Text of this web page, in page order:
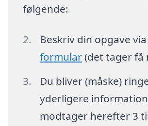
følgende:
Beskriv din opgave via
formular(det tager få
Du bliver (måske)
yderligere
modtager herefter 3